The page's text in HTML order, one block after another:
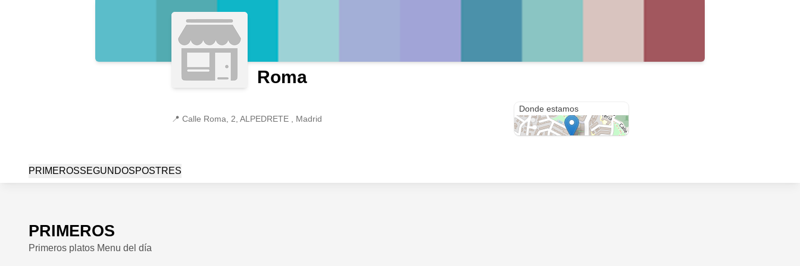
Roma
📍 Calle Roma, 2, ALPEDRETE , Madrid
Donde estamos
PRIMEROSSEGUNDOSPOSTRES
PRIMEROS
Primeros platos Menu del día